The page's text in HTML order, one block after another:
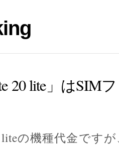
20 lite」はSIM
liteの機種代金です